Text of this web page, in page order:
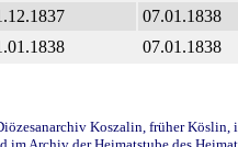
07.01.1838
07.01.1838
Koszalin, früher